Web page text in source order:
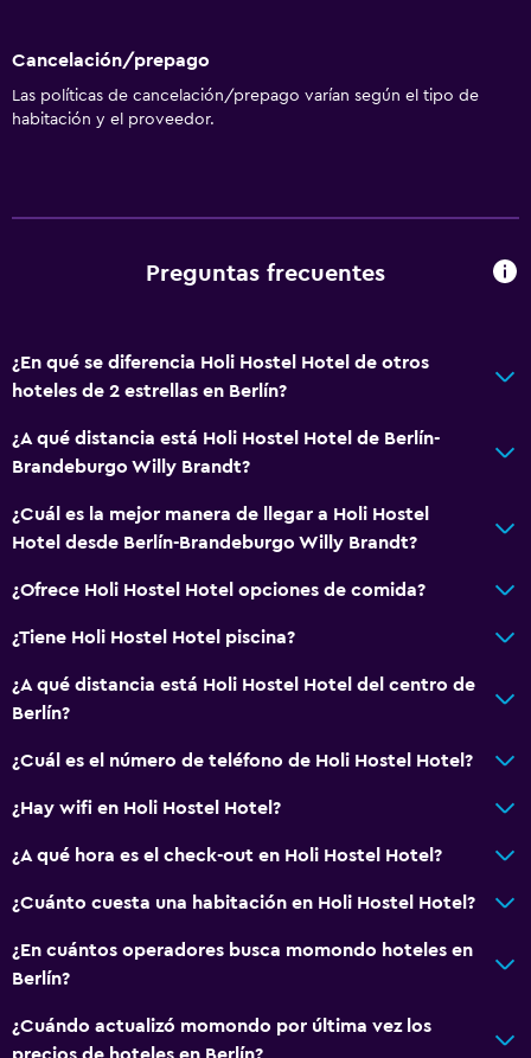
Cancelación/prepago
Las políticas de cancelación/prepago varían según el tipo de
habitación y el proveedor.
Preguntas frecuentes
¿En qué se diferencia Holi Hostel Hotel de otros
hoteles de 2 estrellas en Berlín?
¿A qué distancia está Holi Hostel Hotel de Berlín-
Brandeburgo Willy Brandt?
¿Cuál es la mejor manera de llegar a Holi Hostel
Hotel desde Berlín-Brandeburgo Willy Brandt?
¿Ofrece Holi Hostel Hotel opciones de comida?
¿Tiene Holi Hostel Hotel piscina?
¿A qué distancia está Holi Hostel Hotel del centro de
Berlín?
¿Cuál es el número de teléfono de Holi Hostel Hotel?
¿Hay wifi en Holi Hostel Hotel?
¿A qué hora es el check-out en Holi Hostel Hotel?
¿Cuánto cuesta una habitación en Holi Hostel Hotel?
¿En cuántos operadores busca momondo hoteles en
Berlín?
¿Cuándo actualizó momondo por última vez los
precios de hoteles en Berlín?